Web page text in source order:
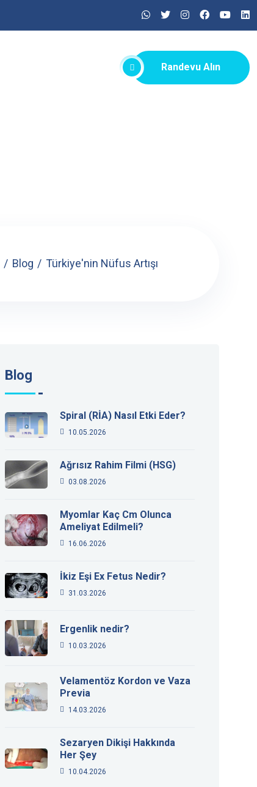
Randevu Alın
Blog Türkiye'nin Nüfus Artışı
Blog
Spiral (RİA) Nasıl Etki Eder?
10.05.2026
Ağrısız Rahim Filmi (HSG)
03.08.2026
Myomlar Kaç Cm Olunca
Ameliyat Edilmeli?
16.06.2026
İkiz Eşi Ex Fetus Nedir?
31.03.2026
Ergenlik nedir?
10.03.2026
Velamentöz Kordon ve Vaza
Previa
14.03.2026
Sezaryen Dikişi Hakkında
Her Şey
10.04.2026